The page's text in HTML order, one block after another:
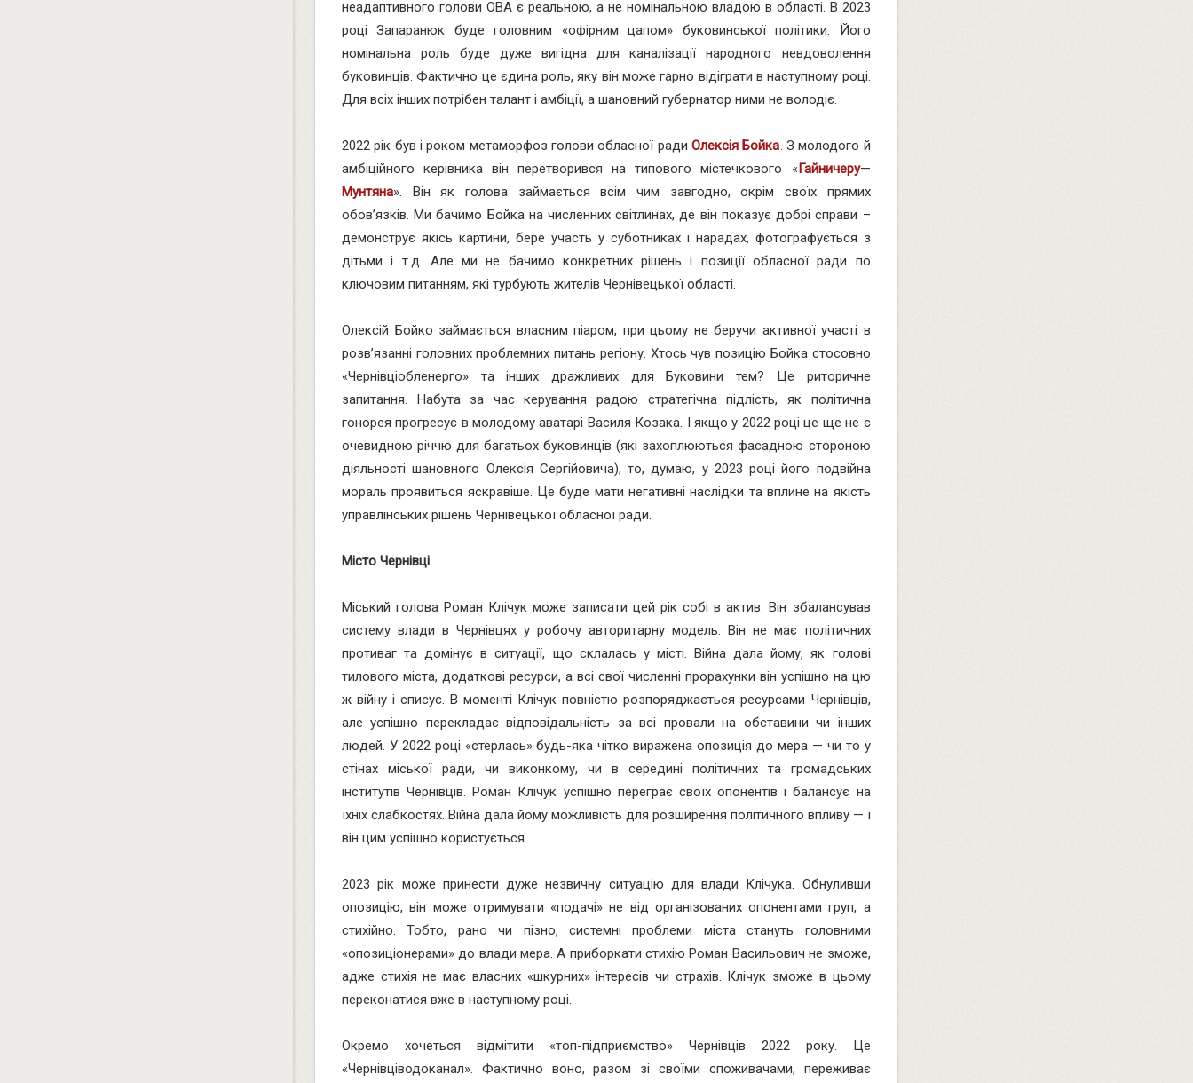
неадаптивного голови ОВА є реальною, а не номінальною владою в області. В 2023
році Запаранюк буде головним «офірним цапом» буковинської політики. Його
номінальна роль буде дуже вигідна для каналізації народного невдоволення
буковинців. Фактично це єдина роль, яку він може гарно відіграти в наступному році.
Для всіх інших потрібен талант і амбіції, а шановний губернатор ними не володіє.
2022 рік був і роком метаморфоз голови обласної радиОлексія Бойка. З молодого й
амбіційного керівника він перетворився на типового містечкового «Гайничеру—
Мунтяна». Він як голова займається всім чим завгодно, окрім своїх прямих
обов’язків. Ми бачимо Бойка на численних світлинах, де він показує добрі справи –
демонструє якісь картини, бере участь у суботниках і нарадах, фотографується з
дітьми і т.д. Але ми не бачимо конкретних рішень і позиції обласної ради по
ключовим питанням, які турбують жителів Чернівецької області.
Олексій Бойко займається власним піаром, при цьому не беручи активної участі в
розв’язанні головних проблемних питань регіону. Хтось чув позицію Бойка стосовно
«Чернівціобленерго» та інших дражливих для Буковини тем? Це риторичне
запитання. Набута за час керування радою стратегічна підлість, як політична
гонорея прогресує в молодому аватарі Василя Козака. І якщо у 2022 році це ще не є
очевидною річчю для багатьох буковинців (які захоплюються фасадною стороною
діяльності шановного Олексія Сергійовича), то, думаю, у 2023 році його подвійна
мораль проявиться яскравіше. Це буде мати негативні наслідки та вплине на якість
управлінських рішень Чернівецької обласної ради.
Місто Чернівці
Міський голова Роман Клічук може записати цей рік собі в актив. Він збалансував
систему влади в Чернівцях у робочу авторитарну модель. Він не має політичних
противаг та домінує в ситуації, що склалась у місті. Війна дала йому, як голові
тилового міста, додаткові ресурси, а всі свої численні прорахунки він успішно на цю
ж війну і списує. В моменті Клічук повністю розпоряджається ресурсами Чернівців,
але успішно перекладає відповідальність за всі провали на обставини чи інших
людей. У 2022 році «стерлась» будь-яка чітко виражена опозиція до мера — чи то у
стінах міської ради, чи виконкому, чи в середині політичних та громадських
інститутів Чернівців. Роман Клічук успішно переграє своїх опонентів і балансує на
їхніх слабкостях. Війна дала йому можливість для розширення політичного впливу — і
він цим успішно користується.
2023 рік може принести дуже незвичну ситуацію для влади Клічука. Обнуливши
опозицію, він може отримувати «подачі» не від організованих опонентами груп, а
стихійно. Тобто, рано чи пізно, системні проблеми міста стануть головними
«опозиціонерами» до влади мера. А приборкати стихію Роман Васильович не зможе,
адже стихія не має власних «шкурних» інтересів чи страхів. Клічук зможе в цьому
переконатися вже в наступному році.
Окремо хочеться відмітити «топ-підприємство» Чернівців 2022 року. Це
«Чернівціводоканал». Фактично воно, разом зі своїми споживачами, переживає